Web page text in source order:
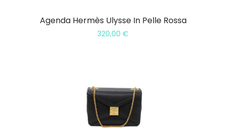
Agenda Hermès Ulysse In Pelle Rossa
320,00 €